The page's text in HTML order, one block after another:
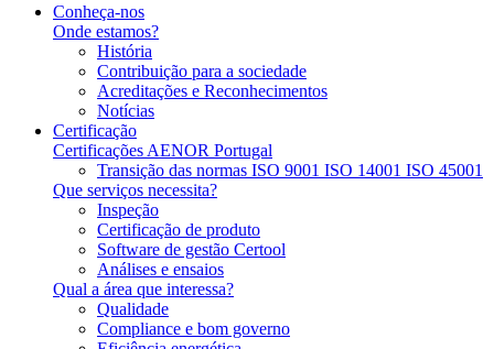
Conheça-nos
Onde estamos?
História
Contribuição para a sociedade
Acreditações e Reconhecimentos
Notícias
Certificação
Certificações AENOR Portugal
Transição das normas ISO 9001 ISO 14001 ISO 45001
Que serviços necessita?
Inspeção
Certificação de produto
Software de gestão Certool
Análises e ensaios
Qual a área que interessa?
Qualidade
Compliance e bom governo